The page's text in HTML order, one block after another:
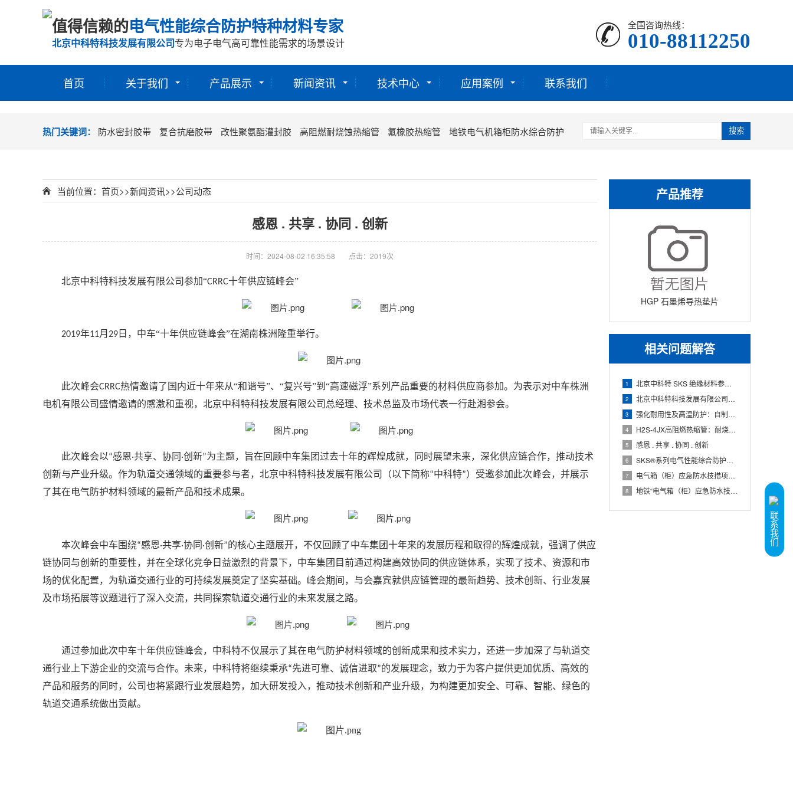
值得信赖的电气性能综合防护特种材料专家
北京中科特科技发展有限公司专为电子电气高可靠性能需求的场景设计
全国咨询热线：
010-88112250
首页 关于我们 产品展示 新闻资讯 技术中心 应用案例 联系我们
热门关键词： 防水密封胶带 复合抗磨胶带 改性聚氨酯灌封胶 高阻燃耐烧蚀热缩管 氟橡胶热缩管 地铁电气机箱柜防水综合防护 搜索
产品推荐
HGP 石墨烯导热垫片
相关问题解答
1 北京中科特 SKS 绝缘材料参展北京国防信息化装备展
2 北京中科特科技发展有限公司赴2025北京国际两用先进技术装备展览会观摩、交流
3 强化耐用性及高温防护：自制耐高温线缆组件
4 H2S-4JX高阻燃热缩管：耐烧蚀实验圆满成功
5 感恩 . 共享 . 协同 . 创新
6 SKS®系列电气性能综合防护材料亮相第七届中国国际国防电子展览会
7 电气箱（柜）应急防水技措项目通过专家评审
8 地铁“电气箱（柜）应急防水技措”立项评审通过
当前位置： 首页>>新闻资讯>>公司动态
感恩 . 共享 . 协同 . 创新
时间：2024-08-02 16:35:58 点击：2019次
北京中科特科技发展有限公司参加“CRRC十年供应链峰会”
2019年11月 29 日 ，中车“十年供应链峰会”在湖南株洲 隆重举行。
此次峰会CRRC热情邀请了国内近十年来从“和谐号”、“复兴号”到“高速磁浮”系列产品重要的材料供应商参加。 为表示对中车株洲
电机有限公司盛情邀请的感激和重视， 北京中科特科技发展有限公司 总经理、技术总监及市场代表一行赴湘参会。
此次峰会以“感恩·共享、协同 ·创新”为主题，旨在回顾中车集团过去十年的辉煌成就，同时展望未来，深化供应链合作，推动技术
创新与产业升级。作为轨道交通领域的重要参与者，北京中科特科技发展有限公司（以下简称“中科特”）受邀参加此次峰会，并展示
了其在电气防护材料领域的最新产品和技术成果。
本次峰会中车 围绕“感恩·共享·协同 ·创新”的核心主题展开，不仅回顾了中车集团十年来的发展历程和取得的辉煌成就，强调了供应
链协同与创新的重要性，并在全球化竞争日益激烈的背景下，中车集团 目前通过构建高效协同的供应链体系，实现了技术、资源和市
场的优化配置，为轨道交通行业的可持续发展奠定了坚实基础。峰会期间，与会嘉宾就供应链管理的最新趋势、技术创新、 行业发展
及市场拓展等议题进行了深入交流，共同探索轨道交通行业的未来发展之路。
通过参加此次中车十年供应链峰会，中科特不仅展示了其在电气防护材料领域的创新成果和技术实力，还进一步加深了与轨道交
通行业上下游企业的交流与合作。未来，中科特将继续秉承“先进可靠、诚信进取”的发展理念，致力于为客户提供更加优质、高效的
产品和服务的 同时，公司也将紧跟行业发展趋势，加大研发投入，推动技术创新和产业升级，为构建更加安全、 可靠、 智能、绿色的
轨道交通系统做出贡献。
联系我们